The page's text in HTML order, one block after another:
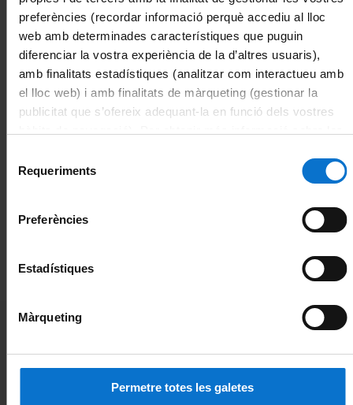
preferències (recordar informació perquè accediu al lloc
web amb determinades característiques que puguin
diferenciar la vostra experiència de la d’altres usuaris),
amb finalitats estadístiques (analitzar com interactueu amb
el lloc web) i amb finalitats de màrqueting (gestionar la
publicitat que s’ofereix adequant-la en funció dels vostres
web de la Universitat de Barcelona
Requeriments
Preferències
Estadístiques
Màrqueting
Permetre totes les galetes
COST
Import assumit per Formació de
PTGAS
NOMBRE
D’HORES
NOMBRE DE
PLACES
NOMBRE
D’EDICIONS
SUBÀREA
TEMÀTICA
Perfeccionament
1a convocatòria 1a edició
Horari:De 13:00 a 15:00
Aula d’informàtica 019, Centre UB Sants